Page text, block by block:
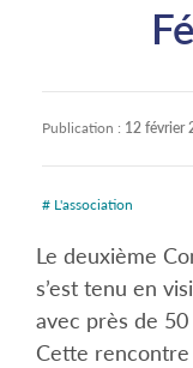
Publication : 12 février
# L'association
Le deuxième
s’est tenu en
avec près de
Cette